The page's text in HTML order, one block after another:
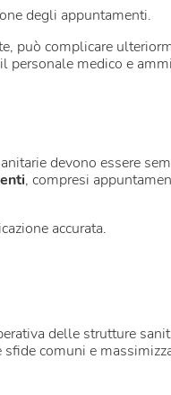
degli appuntamenti.
può complicare
personale medico e
devono essere
, compresi
accurata.
delle strutture
comuni e